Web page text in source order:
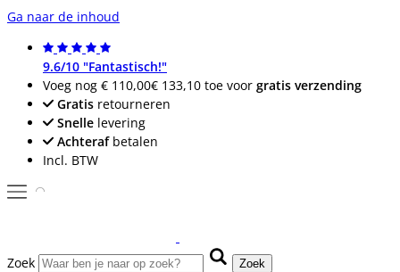
Ga naar de inhoud
9.6/10 "Fantastisch!"
Voeg nog € 110,00€ 133,10 toe voor gratis verzending
Gratis retourneren
Snelle levering
Achterafbetalen
Incl. BTW
Zoek Zoek